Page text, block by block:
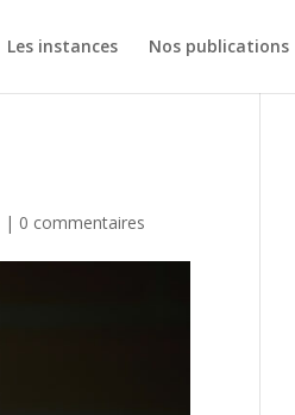
Les instances Nos publications
| 0 commentaires